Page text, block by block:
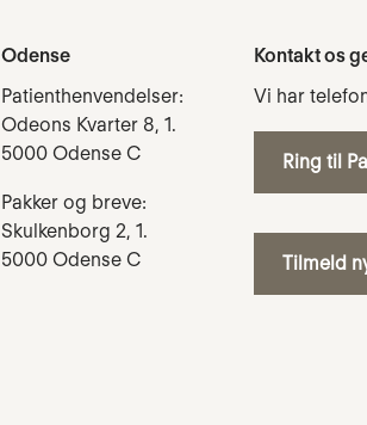
Odense
Patienthenvendelser:
Odeons Kvarter 8, 1.
5000 Odense C
Pakker og breve:
Skulkenborg 2, 1.
5000 Odense C
Kontakt os
Vi har
Ring til
Tilmeld